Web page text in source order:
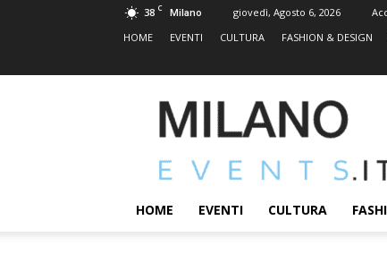
38 C Milano giovedì, Agosto 6, 2026
HOME
EVENTI CULTURA FASHION & DESIGN
MILANOEVENTS.IT
|
2.0
ed
Eventi
HOME EVENTI CULTURA